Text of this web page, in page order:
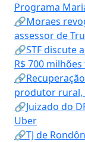
Programa
🔗Moraes
assessor de
🔗STF discute
R$ 700
produtor rural,
🔗Juizado do
Uber
🔗TJ de